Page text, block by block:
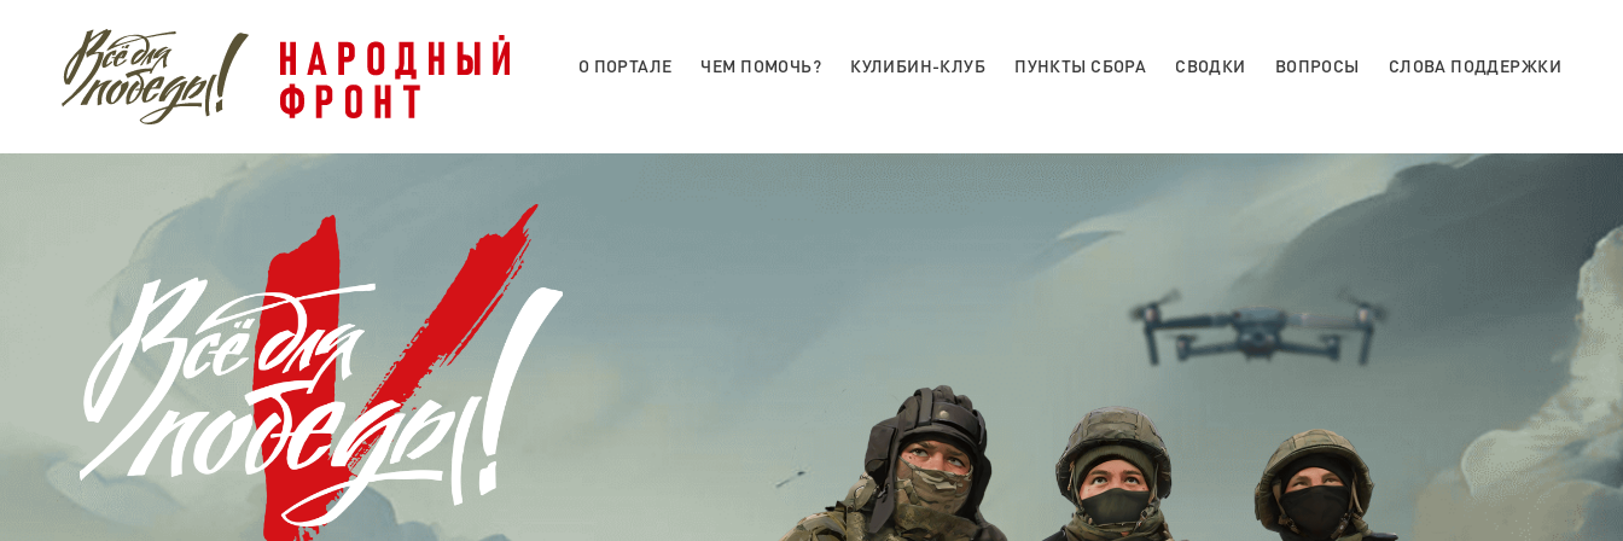
О ПОРТАЛЕ ЧЕМ ПОМОЧЬ? КУЛИБИН-КЛУБ ПУНКТЫ СБОРА СВОДКИ ВОПРОСЫ СЛОВА ПОДДЕРЖКИ